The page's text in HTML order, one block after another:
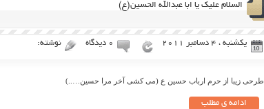
السلام علیک یا ابا عبدالله الحسین(ع)
یکشنبه ، 4 دسامبر 2011 ۰ دیدگاه نوشته:
طرحی زیبا از حرم ارباب حسین ع (می کشی آخر مرا حسین…..)
ادامه ی مطلب